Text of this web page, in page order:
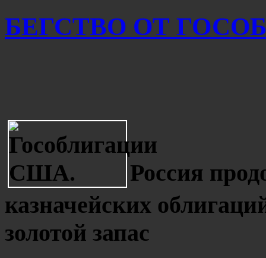
БЕГСТВО ОТ
Россия
казначейских
золотой запас